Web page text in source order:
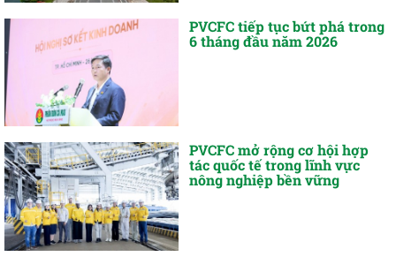
PVCFC tiếp tục bứt phá trong
6 tháng đầu năm 2026
PVCFC mở rộng cơ hội hợp
tác quốc tế trong lĩnh vực
nông nghiệp bền vững